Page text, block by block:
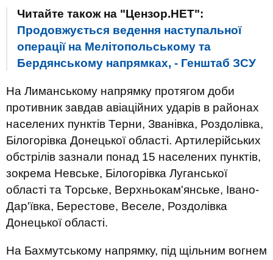
Читайте також на "Цензор.НЕТ":
Продовжується ведення наступальної
операції на Мелітопольському та
Бердянському напрямках, - Генштаб ЗСУ
На Лиманському напрямку протягом доби
противник завдав авіаційних ударів в районах
населених пунктів Терни, Званівка, Роздолівка,
Білогорівка Донецької області. Артилерійських
обстрілів зазнали понад 15 населених пунктів,
зокрема Невське, Білогорівка Луганської
області та Торське, Верхньокам'янське, Івано-
Дар'ївка, Берестове, Веселе, Роздолівка
Донецької області.
На Бахмутському напрямку, під щільним вогнем